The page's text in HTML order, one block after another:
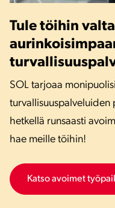
Tule töihin
SOL tarjoaa
turvallisuuspalveluiden
hetkellä runsaasti
hae meille töihin!
Katso avoimet